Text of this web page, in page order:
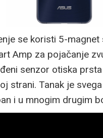
se koristi 5-magnet
Amp za pojačanje
senzor otiska
strani. Tanak je
i u mnogim drugim